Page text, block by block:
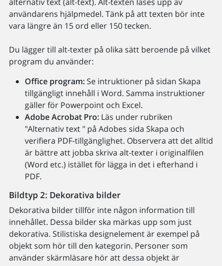
användarens hjälpmedel. Tänk på att texten bör inte
vara längre än 15 ord eller 150 tecken.
Du lägger till alt-texter på olika sätt beroende på vilket
program du använder:
Office program:Se intruktioner på sidan Skapa
tillgängligt innehåll i Word. Samma instruktioner
gäller för Powerpoint och Excel.
Adobe Acrobat Pro:Läs under rubriken
"Alternativ text " på Adobes sida Skapa och
verifiera PDF-tillgänglighet. Observera att det alltid
är bättre att jobba skriva alt-texter i originalfilen
(Word etc.) istället för lägga in det i efterhand i
PDF.
Bildtyp 2: Dekorativa bilder
Dekorativa bilder tillför inte någon information till
innehållet. Dessa bilder ska märkas upp som just
dekorativa. Stilistiska designelement är exempel på
objekt som hör till den kategorin. Personer som
använder skärmläsare hör att dessa objekt är